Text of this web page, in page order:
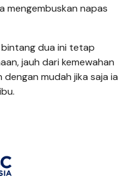
mengembuskan napas
dua ini tetap
jauh dari kemewahan
mudah jika saja ia